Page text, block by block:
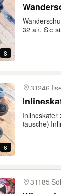
8
32 an. Sie
6
31246
Inlineskater
tausche)
31185